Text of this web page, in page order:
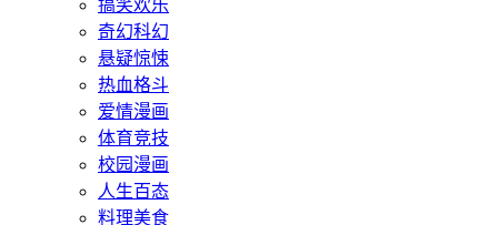
搞笑欢乐
奇幻科幻
悬疑惊悚
热血格斗
爱情漫画
体育竞技
校园漫画
人生百态
料理美食